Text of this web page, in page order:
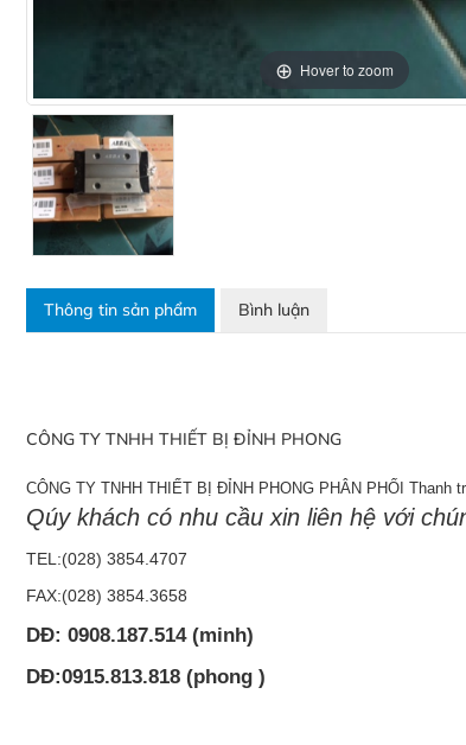
Hover to zoom
Thông tin sản phẩm Bình luận
CÔNG TY TNHH THIẾT BỊ ĐỈNH PHONG PHÂN PHỐI Thanh
Qúy khách có nhu cầu xin liên hệ với
TEL:(028) 3854.4707
FAX:(028) 3854.3658
DĐ: 0908.187.514 (minh)
DĐ:0915.813.818 (phong )